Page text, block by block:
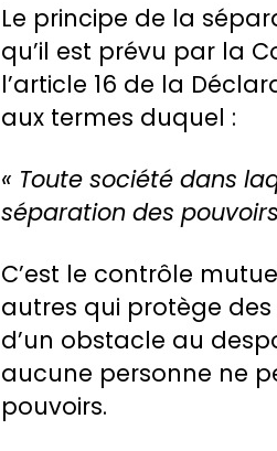
Le principe de la
qu’il est prévu par la
l’article 16 de la
aux termes duquel :
« Toute société dans
séparation des
C’est le contrôle
autres qui protège
d’un obstacle au
aucune personne ne
pouvoirs.